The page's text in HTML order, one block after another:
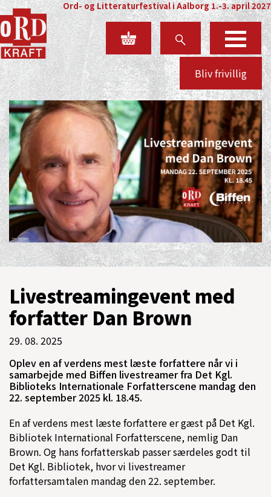
Bliv frivillig
Ord- og Litteraturfestival i Aalborg 1.-3. april 2027
Livestreamingevent med
forfatter Dan Brown
29. 08. 2025
Oplev en af verdens mest læste forfattere når vi i
samarbejde med Biffen livestreamer fra Det Kgl.
Biblioteks Internationale Forfatterscene mandag den
22. september 2025 kl. 18.45.
En af verdens mest læste forfattere er gæst på Det Kgl.
Bibliotek International Forfatterscene, nemlig Dan
Brown. Og hans forfatterskab passer særdeles godt til
Det Kgl. Bibliotek, hvor vi livestreamer
forfattersamtalen mandag den 22. september.